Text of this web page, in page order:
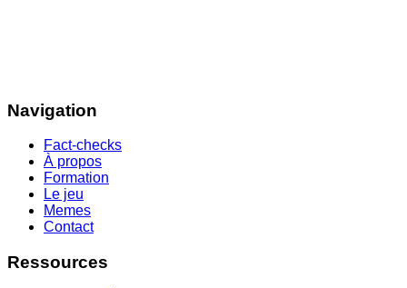
Navigation
Fact-checks
À propos
Formation
Le jeu
Memes
Contact
Ressources